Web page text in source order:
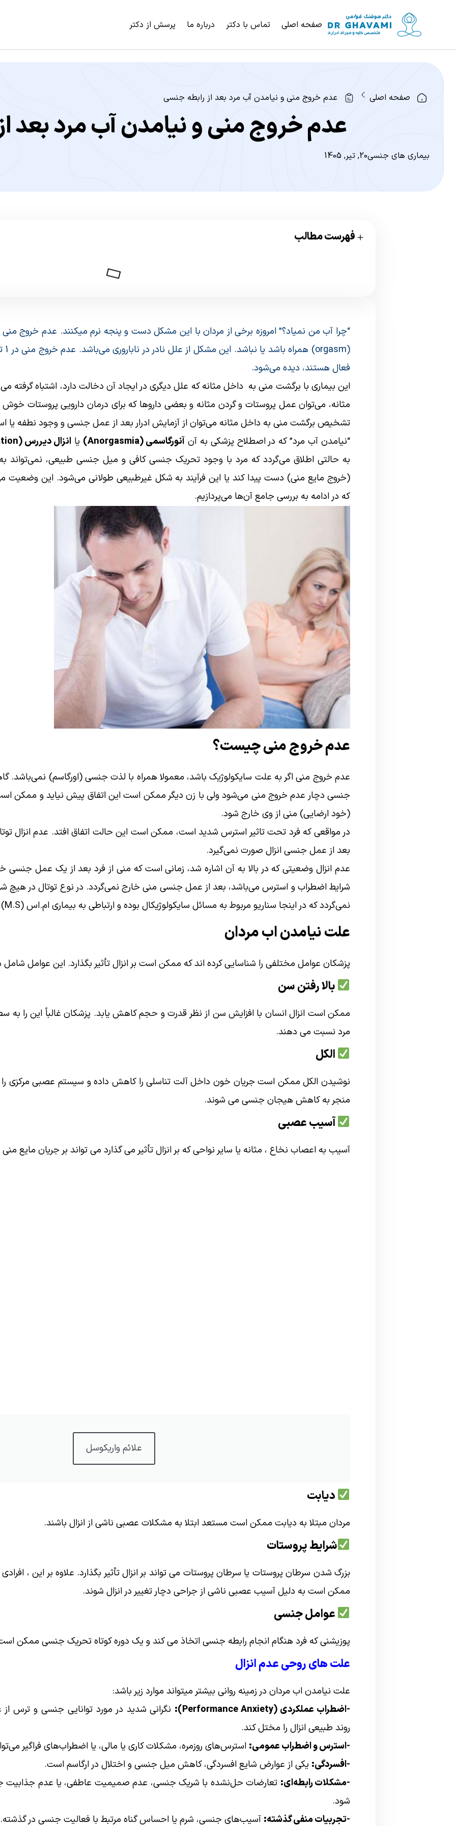
صفحه اصلی تماس با دکتر درباره ما پرسش از دکتر
صفحه اصلی عدم خروج منی و نیامدن آب مرد بعد از رابطه جنسی
عدم خروج منی و نیامدن آب مرد بعد
بیماری های جنسی20, تیر, 1405
فهرست مطالب
“چرا آب من نمیاد؟” امروزه برخی از مردان با این مشکل دست و پنجه نرم میکنند. عدم خروج
فعال هستند، دیده می‌شود.
این بیماری با برگشت منی به داخل مثانه که علل دیگری در ایجاد آن دخالت دارد، اشتباه
مثانه، می‌توان عمل پروستات و گردن مثانه و بعضی داروها که برای درمان دارویی پروستات
تشخیص برگشت منی به داخل مثانه می‌توان از آزمایش ادرار بعد از عمل جنسی و وجود نطفه یا
“نیامدن آب مرد” که در اصطلاح پزشکی به آن آنورگاسمی (Anorgasmia) یا انزال دیررس (Delayed Ejaculation)
به حالتی اطلاق می‌گردد که مرد با وجود تحریک جنسی کافی و میل جنسی طبیعی، نمی‌تواند
(خروج مایع منی) دست پیدا کند یا این فرآیند به شکل غیرطبیعی طولانی می‌شود. این وضعیت
که در ادامه به بررسی جامع آن‌ها می‌پردازیم.
عدم خروج منی چیست؟
عدم خروج منی اگر به علت سایکولوژیک باشد، معمولا همراه با لذت جنسی (اورگاسم) نمی‌باشد.
جنسی دچار عدم خروج منی می‌شود ولی با زن دیگر ممکن است این اتفاق پیش نیاید و ممکن
(خود ارضایی) منی از وی خارج شود.
در مواقعی که فرد تحت تاثیر استرس شدید است، ممکن است این حالت اتفاق افتد. عدم انزال
بعد از عمل جنسی انزال صورت نمی‌گیرد.
عدم انزال وضعیتی که در بالا به آن اشاره شد، زمانی است که منی از فرد بعد از یک عمل
شرایط اضطراب و استرس می‌باشد، بعد از عمل جنسی منی خارج نمی‌گردد. در نوع توتال در هیچ
نمی‌گردد که در اینجا سناریو مربوط به مسائل سایکولوژیکال بوده و ارتباطی به بیماری ام.اس (M.S) یا ضایعه نخاع شوکی ندارد.
علت نیامدن اب مردان
پزشکان عوامل مختلفی را شناسایی کرده اند که ممکن است بر انزال تأثیر بگذارد. این عوامل شامل
بالا رفتن سن
ممکن است انزال انسان با افزایش سن از نظر قدرت و حجم کاهش یابد. پزشکان غالباً این را به
مرد نسبت می دهند.
الکل
نوشیدن الکل ممکن است جریان خون داخل آلت تناسلی را کاهش داده و سیستم عصبی مرکزی را
منجر به کاهش هیجان جنسی می شوند.
آسیب عصبی
آسیب به اعصاب نخاع ، مثانه یا سایر نواحی که بر انزال تأثیر می گذارد می تواند بر جریان مایع منی
علائم واریکوسل
دیابت
مردان مبتلا به دیابت ممکن است مستعد ابتلا به مشکلات عصبی ناشی از انزال باشند.
شرایط پروستات
بزرگ شدن سرطان پروستات یا سرطان پروستات می تواند بر انزال تأثیر بگذارد. علاوه بر این ،
ممکن است به دلیل آسیب عصبی ناشی از جراحی دچار تغییر در انزال شوند.
عوامل جنسی
پوزیشنی که فرد هنگام انجام رابطه جنسی اتخاذ می کند و یک دوره کوتاه تحریک جنسی ممکن است
علت های روحی عدم انزال
علت نیامدن اب مردان در زمینه روانی بیشتر میتواند موارد زیر باشد:
-اضطراب عملکردی (Performance Anxiety):
نگرانی شدید در مورد توانایی جنسی و ترس
روند طبیعی انزال را مختل کند.
-استرس و اضطراب عمومی: استرس‌های روزمره، مشکلات کاری یا مالی، یا اضطراب‌های فراگیر
-افسردگی: یکی از عوارض شایع افسردگی، کاهش میل جنسی و اختلال در ارگاسم است.
-مشکلات رابطه‌ای: تعارضات حل‌نشده با شریک جنسی، عدم صمیمیت عاطفی، یا عدم جذابیت
شود.
-تجربیات منفی گذشته: آسیب‌های جنسی، شرم یا احساس گناه مرتبط با فعالیت جنسی در گذشته.